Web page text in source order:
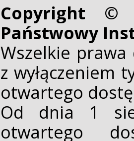
Copyright ©
Państwowy
Wszelkie
z wyłączeniem
otwartego
Od dnia 1
otwartego